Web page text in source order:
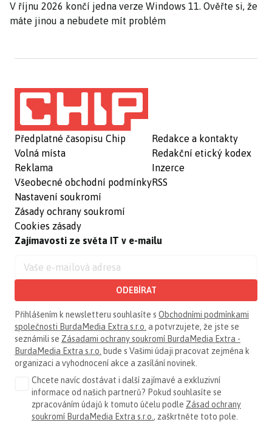
V říjnu 2026 končí jedna verze Windows 11. Ověřte si, že
máte jinou a nebudete mít problém
Předplatné časopisu Chip
Volná místa
Reklama
Všeobecné obchodní podmínky
Nastavení soukromí
Zásady ochrany soukromí
Cookies zásady
Redakce a kontakty
Redakční etický kodex
Inzerce
RSS
Zajímavosti ze světa IT v e-mailu
ODEBÍRAT
Přihlášením k newsletteru souhlasíte s Obchodními podmínkami
společnosti BurdaMedia Extra s.r.o. a potvrzujete, že jste se
seznámili se Zásadami ochrany soukromí BurdaMedia Extra -
BurdaMedia Extra s.r.o. bude s Vašimi údaji pracovat zejména k
organizaci a vyhodnocení akce a zasílání novinek.
Chcete navíc dostávat i další zajímavé a exkluzivní
informace od našich partnerů? Pokud souhlasíte se
zpracováním údajů k tomuto účelu podle Zásad ochrany
soukromí BurdaMedia Extra s.r.o. , zaškrtněte toto pole.